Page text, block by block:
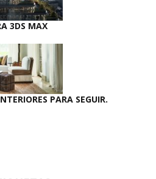
3DS MAX
PARA SEGUIR.